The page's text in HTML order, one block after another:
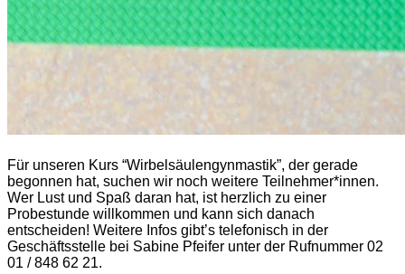
Für unseren Kurs “Wirbelsäulengynmastik”, der gerade
begonnen hat, suchen wir noch weitere Teilnehmer*innen.
Wer Lust und Spaß daran hat, ist herzlich zu einer
Probestunde willkommen und kann sich danach
entscheiden! Weitere Infos gibt’s telefonisch in der
Geschäftsstelle bei Sabine Pfeifer unter der Rufnummer 02
01 / 848 62 21.